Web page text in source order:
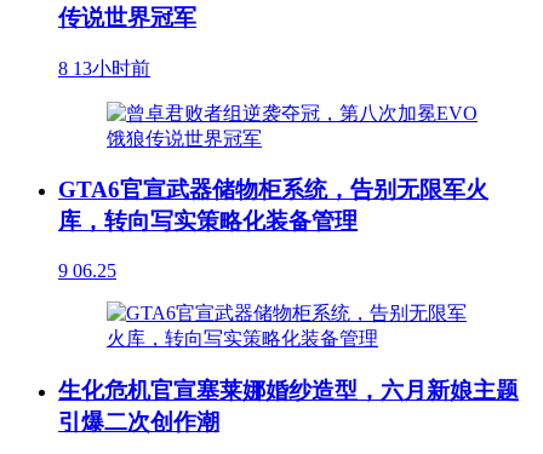
传说世界冠军
8 13小时前
GTA6官宣武器储物柜系统，告别无限军火
库，转向写实策略化装备管理
9 06.25
生化危机官宣塞莱娜婚纱造型，六月新娘主题
引爆二次创作潮